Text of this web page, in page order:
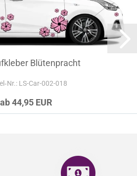
Blütenpracht
LS-Car-002-018
ab 44,95 EUR